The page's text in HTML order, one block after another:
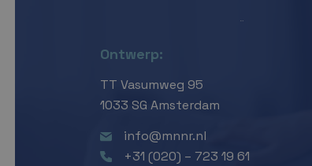
Ontwerp:
TT Vasumweg 95
1033 SG Amsterdam
info@mnnr.nl
+31 (020) – 723 19 61